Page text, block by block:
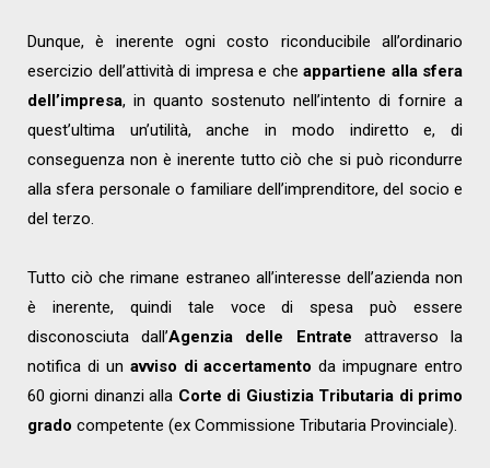
Dunque, è inerente ogni costo riconducibile all’ordinario
esercizio dell’attività di impresa e che appartiene alla sfera
dell’impresa, in quanto sostenuto nell’intento di fornire a
quest’ultima un’utilità, anche in modo indiretto e, di
conseguenza non è inerente tutto ciò che si può ricondurre
alla sfera personale o familiare dell’imprenditore, del socio e
del terzo.
Tutto ciò che rimane estraneo all’interesse dell’azienda non
è inerente, quindi tale voce di spesa può essere
disconosciuta dall’Agenzia delle Entrate attraverso la
notifica di un avviso di accertamento da impugnare entro
60 giorni dinanzi alla Corte di Giustizia Tributaria di primo
grado competente (ex Commissione Tributaria Provinciale).